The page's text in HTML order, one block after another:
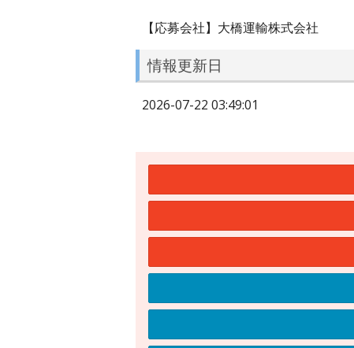
【応募会社】大橋運輸株式会社
情報更新日
2026-07-22 03:49:01